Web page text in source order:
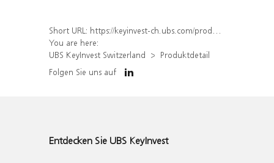
Short URL: https://keyinvest-ch.ubs.com/produkt/detail/index/isin/CH1570498324
You are here:
UBS KeyInvest Switzerland
Produktdetail
Folgen Sie uns auf
Entdecken Sie UBS KeyInvest